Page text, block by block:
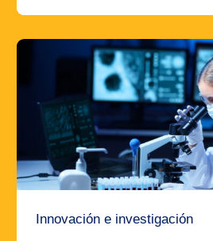
Innovación e investigación